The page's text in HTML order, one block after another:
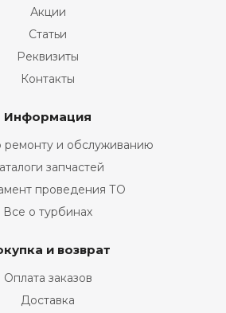
Акции
Статьи
Реквизиты
Контакты
Информация
ремонту и обслуживанию
запчастей
проведения ТО
Все о турбинах
и возврат
Оплата заказов
Доставка